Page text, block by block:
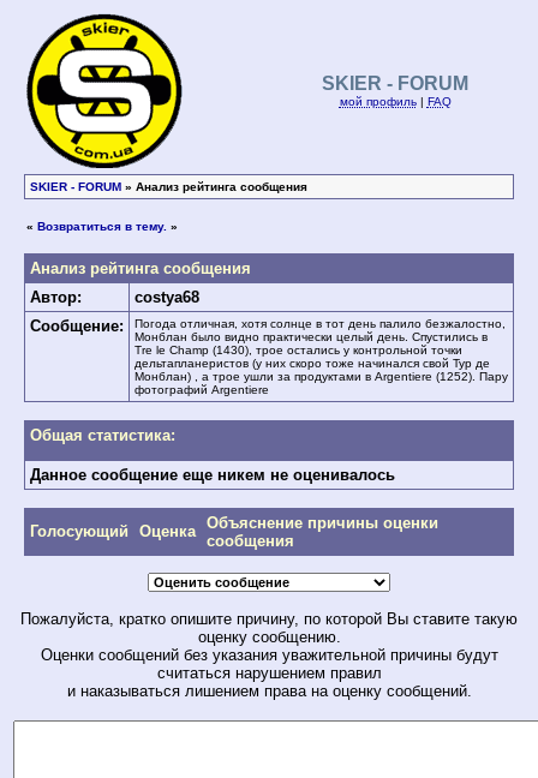
SKIER - FORUM
мой профиль| FAQ
SKIER - FORUM » Анализ рейтинга сообщения
« Возвратиться в тему. »
Анализ рейтинга сообщения
Автор:
costya68
Сообщение:
Погода отличная, хотя солнце в тот день палило безжалостно,
Монблан было видно практически целый день. Спустились в
Tre le Champ (1430), трое остались у контрольной точки
дельтапланеристов (у них скоро тоже начинался свой Тур де
Монблан) , а трое ушли за продуктами в Argentiere (1252). Пару
фотографий Argentiere
Общая статистика:
Данное сообщение еще никем не оценивалось
Голосующий Оценка Объяснение причины оценки
сообщения
Пожалуйста, кратко опишите причину, по которой Вы ставите такую
оценку сообщению.
Оценки сообщений без указания уважительной причины будут
считаться нарушением правил
и наказываться лишением права на оценку сообщений.